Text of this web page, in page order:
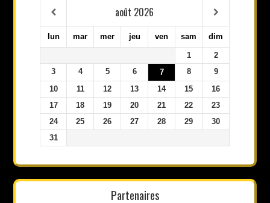
août 2026
lun mar mer jeu ven sam dim
1
2
3
4 5 6 7 8
9
10
11 12 13 14 15
16
17
18 19 20 21 22
23
24
25 26 27 28 29
30
31
Partenaires